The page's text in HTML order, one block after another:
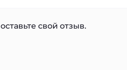
свой отзыв.